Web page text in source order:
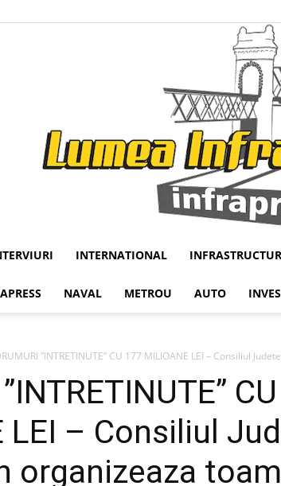
INTERNATIONAL
NAVAL METROU AUTO
”INTRETINUTE” CU 177 MILIOANE LEI – Consiliul
LEI – Consiliul
organizeaza